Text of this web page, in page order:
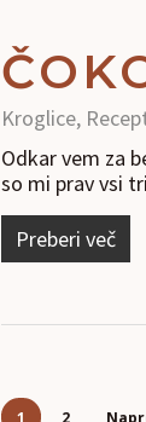
Kroglice,
Odkar vem za
so mi prav vsi
Preberi več
1 2